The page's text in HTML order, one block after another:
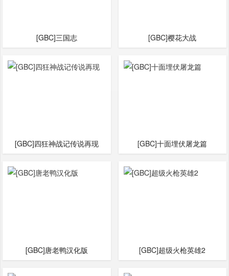
[GBC]三国志 [GBC]樱花大战
[GBC]四狂神战记传说再现 [GBC]十面埋伏屠龙篇
[GBC]唐老鸭汉化版 [GBC]超级火枪英雄2